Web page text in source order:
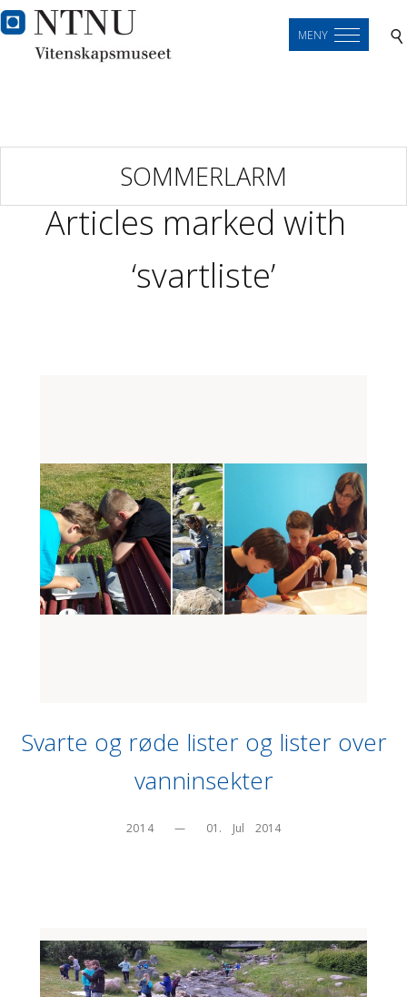
MENY
SOMMERLARM
Articles marked with
‘svartliste’
Svarte og røde lister og lister over
vanninsekter
2014 — 01.    Jul    2014